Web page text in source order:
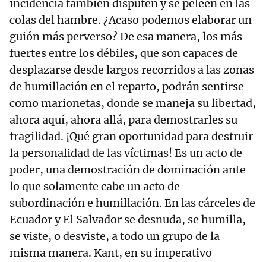
incidencia también disputen y se peleen en las
colas del hambre. ¿Acaso podemos elaborar un
guión más perverso? De esa manera, los más
fuertes entre los débiles, que son capaces de
desplazarse desde largos recorridos a las zonas
de humillación en el reparto, podrán sentirse
como marionetas, donde se maneja su libertad,
ahora aquí, ahora allá, para demostrarles su
fragilidad. ¡Qué gran oportunidad para destruir
la personalidad de las víctimas! Es un acto de
poder, una demostración de dominación ante
lo que solamente cabe un acto de
subordinación e humillación. En las cárceles de
Ecuador y El Salvador se desnuda, se humilla,
se viste, o desviste, a todo un grupo de la
misma manera. Kant, en su imperativo